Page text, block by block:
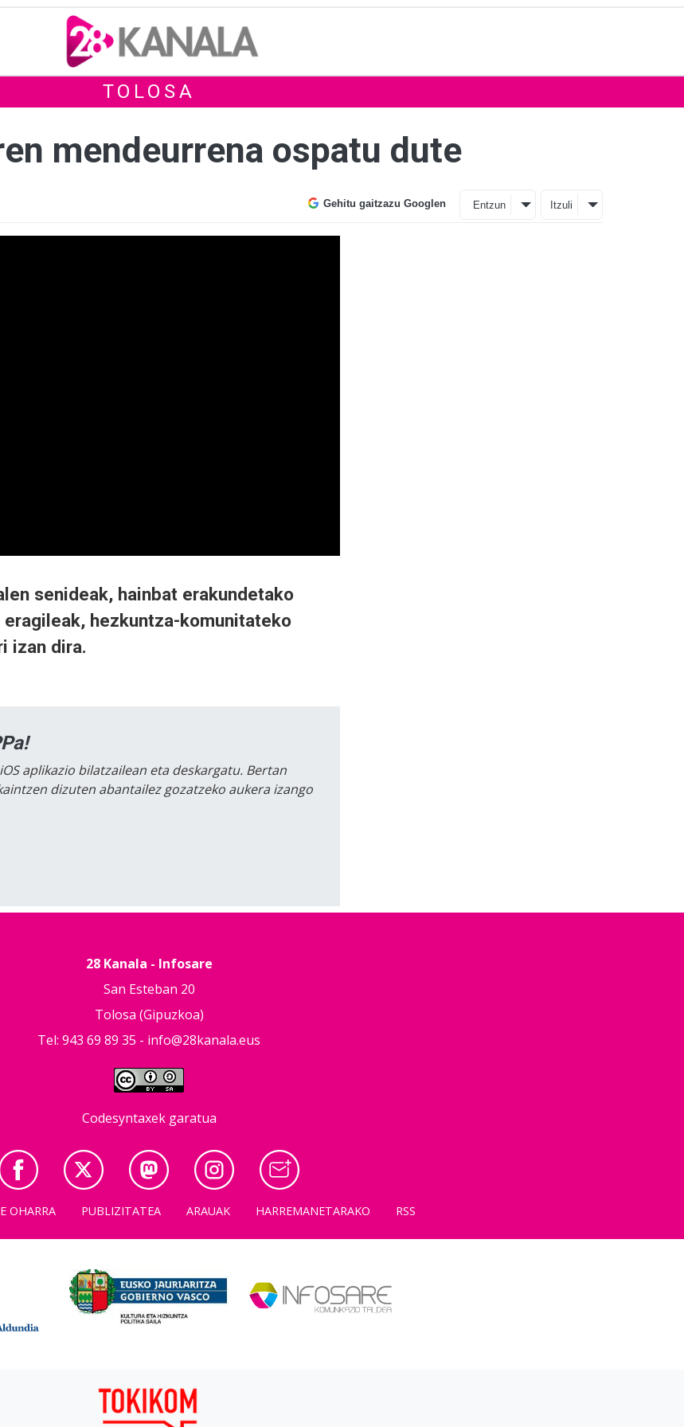
TOLOSA
mendeurrena ospatu dute
Gehitu gaitzazu Googlen Entzun Itzuli
senideak, hainbat erakundetako
hezkuntza-komunitateko
izan dira.
aplikazio bilatzailean eta deskargatu. Bertan
dizuten abantailez gozatzeko aukera izango
28 Kanala - Infosare
San Esteban 20
Tolosa (Gipuzkoa)
Tel: 943 69 89 35 - info@28kanala.eus
Codesyntaxek garatua
OHARRA PUBLIZITATEA ARAUAK HARREMANETARAKO RSS